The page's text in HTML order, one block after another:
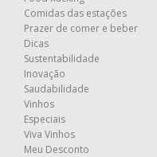
Comidas das estações
Prazer de comer e beber
Dicas
Sustentabilidade
Inovação
Saudabilidade
Vinhos
Especiais
Viva Vinhos
Meu Desconto